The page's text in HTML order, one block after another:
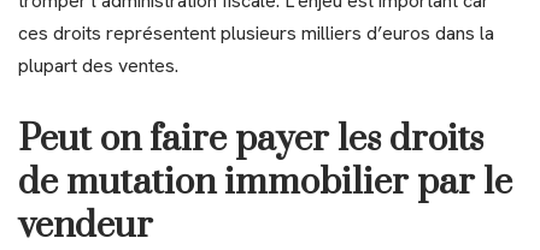
ces droits représentent plusieurs milliers d’euros dans la
plupart des ventes.
Peut on faire payer les droits
de mutation immobilier par le
vendeur